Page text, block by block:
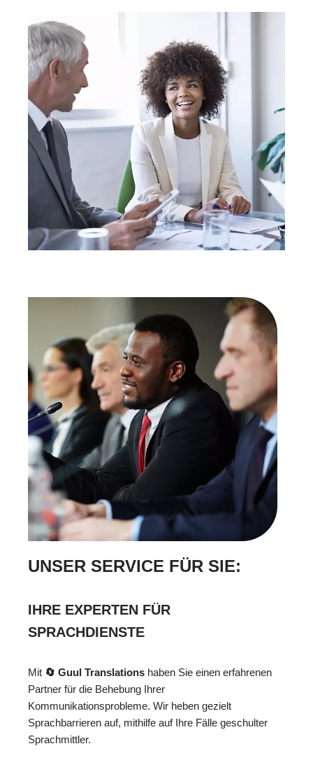
UNSER SERVICE FÜR SIE:
IHRE EXPERTEN FÜR
SPRACHDIENSTE
Mit 🔄 Guul Translations haben Sie einen erfahrenen
Partner für die Behebung Ihrer
Kommunikationsprobleme. Wir heben gezielt
Sprachbarrieren auf, mithilfe auf Ihre Fälle geschulter
Sprachmittler.